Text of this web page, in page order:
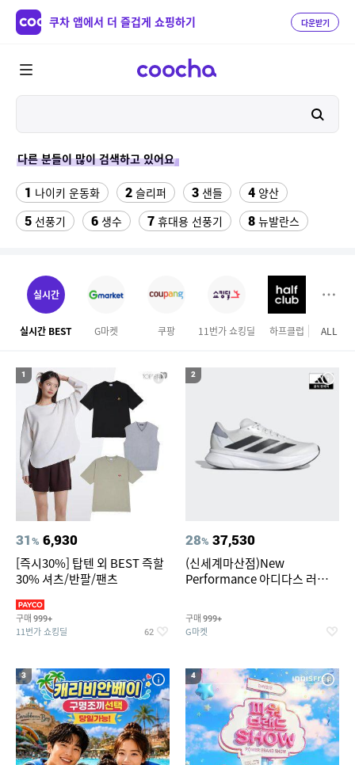
쿠차 앱에서 더 즐겁게 쇼핑하기 다운받기
다른 분들이 많이 검색하고 있어요
1 나이키 운동화 2 슬리퍼 3 샌들 4 양산
5 선풍기 6 생수 7 휴대용 선풍기 8 뉴발란스
13 이동식 에어컨
15 레이저 이어폰
17 무지반팔티셔츠 여성 18 바다낚시대찌
가성비 헤드셋
ALL
실시간
실시간 BEST G마켓 쿠팡 11번가 쇼킹딜 하프클럽 GS
1
31% 6,930
[즉시30%] 탑텐 외 BEST 즉할
30% 셔츠/반팔/팬츠
구매 999+
11번가 쇼킹딜 62
2
28% 37,530
(신세계마산점)New
Performance 아디다스 러닝화
구매 999+
G마켓
3 4